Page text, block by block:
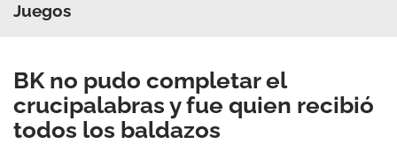
Juegos
BK no pudo completar el
crucipalabras y fue quien recibió
todos los baldazos